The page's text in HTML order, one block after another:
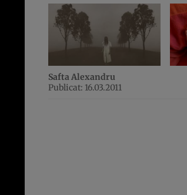
Safta Alexandru
Publicat: 16.03.2011